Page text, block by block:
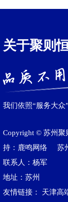
关于聚则
我们依照“服务大
Copyright © 苏州聚
持：鹿鸣网络 苏
联系人：杨军
地址：苏州
友情链接： 天津高